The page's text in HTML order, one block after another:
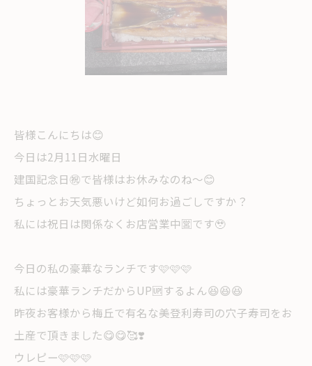
皆様こんにちは😊
今日は2月11日水曜日
建国記念日㊗️で皆様はお休みなのね〜😊
ちょっとお天気悪いけど如何お過ごしですか？
私には祝日は関係なくお店営業中🈺です🥹
今日の私の豪華なランチです🩷🩷🩷
私には豪華ランチだからUP🆙するよん😆😆😆
昨夜お客様から梅丘で有名な美登利寿司の穴子寿司をお
土産で頂きました😋😋🥰❣️
ウレピー🩷🩷🩷